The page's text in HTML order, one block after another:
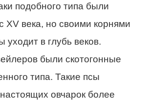
подобного типа были
XV века, но своими корнями
уходит в глубь веков.
были скотогонные
типа. Такие псы
овчарок более